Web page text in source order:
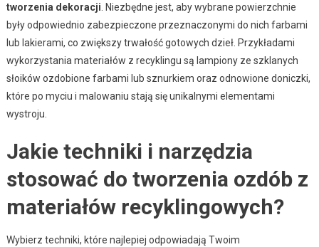
tworzenia dekoracji . Niezbędne jest, aby wybrane powierzchnie
były odpowiednio zabezpieczone przeznaczonymi do nich farbami
lub lakierami, co zwiększy trwałość gotowych dzieł. Przykładami
wykorzystania materiałów z recyklingu są lampiony ze szklanych
słoików ozdobione farbami lub sznurkiem oraz odnowione doniczki,
które po myciu i malowaniu stają się unikalnymi elementami
wystroju.
Jakie techniki i narzędzia
stosować do tworzenia ozdób z
materiałów recyklingowych?
Wybierz techniki, które najlepiej odpowiadają Twoim